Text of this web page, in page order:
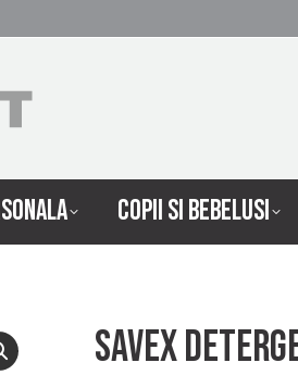
COPII SI BEBELUSI
Savex
INGRIJIRE